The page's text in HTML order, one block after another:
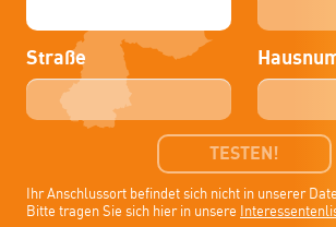
Straße
TESTEN!
Ihr Anschlussort befindet sich nicht in unserer
Bitte tragen Sie sich hier in unsere